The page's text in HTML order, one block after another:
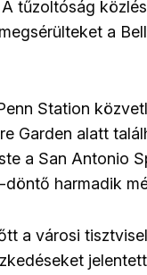
tűzoltóság
a
Station
Garden alatt
a San Antonio
döntő harmadik
a városi